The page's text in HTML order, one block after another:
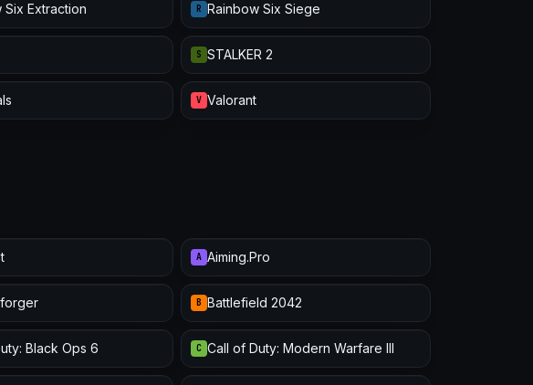
Six Extraction R Rainbow Six Siege
S STALKER 2
V Valorant
A Aiming.Pro
B Battlefield 2042
Black Ops 6 C Call of Duty: Modern Warfare III